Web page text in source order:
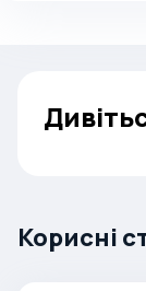
Корисні